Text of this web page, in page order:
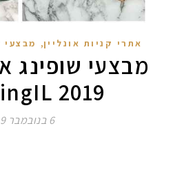
אתרי קניות אונליין, מבצעי
2019
6 בנובמבר 2019